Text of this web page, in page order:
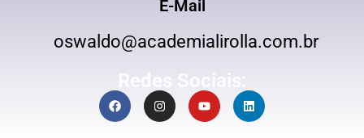
E-Mail
oswaldo@academialirolla.com.br
Redes Sociais: